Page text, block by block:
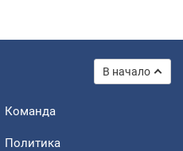
В начало
Команда
Политика